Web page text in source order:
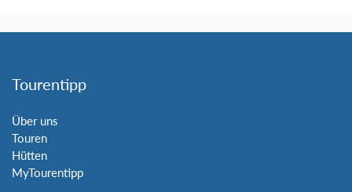
Tourentipp
Über uns
Touren
Hütten
MyTourentipp